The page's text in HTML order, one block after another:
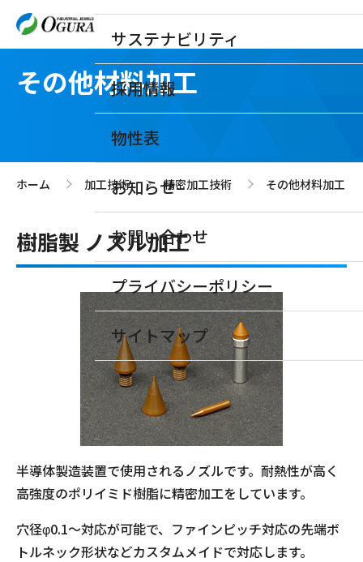
サステナビリティ
採用情報
物性表
お知らせ
お問い合わせ
プライバシーポリシー
サイトマップ
その他材料加工
ホーム >
加工技術 >
精密加工技術 >
その他材料加工
樹脂製 ノズル加工
半導体製造装置で使用されるノズルです。耐熱性が高く
高強度のポリイミド樹脂に精密加工をしています。
穴径φ0.1～対応が可能で、ファインピッチ対応の先端ボ
トルネック形状などカスタムメイドで対応します。